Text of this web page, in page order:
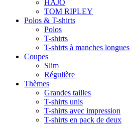
HAJO
TOM RIPLEY
Polos & T-shirts
Polos
T-shirts
T-shirts à manches longues
Coupes
Slim
Régulière
Thèmes
Grandes tailles
T-shirts unis
T-shirts avec impression
T-shirts en pack de deux